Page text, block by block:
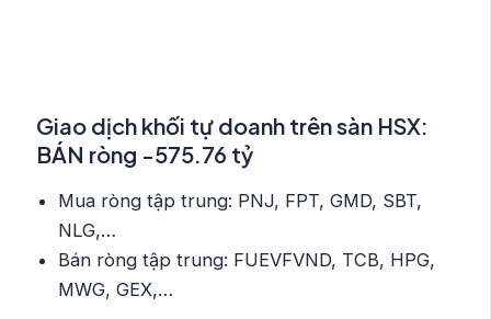
Giao dịch khối tự doanh trên sàn HSX:
BÁN ròng -575.76 tỷ
Mua ròng tập trung: PNJ, FPT, GMD, SBT,
NLG,…
Bán ròng tập trung: FUEVFVND, TCB, HPG,
MWG, GEX,…